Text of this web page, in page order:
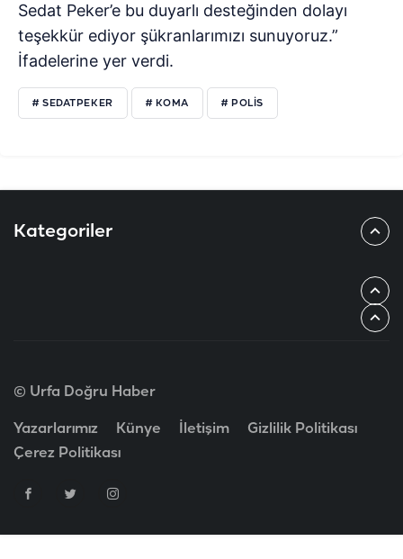
Sedat Peker’e bu duyarlı desteğinden dolayı
teşekkür ediyor şükranlarımızı sunuyoruz.”
İfadelerine yer verdi.
# SEDATPEKER # KOMA # POLIS
Kategoriler
© Urfa Doğru Haber
Yazarlarımız Künye İletişim
Gizlilik Politikası
Çerez Politikası